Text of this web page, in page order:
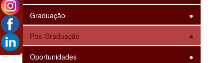
Graduação
Pós-Graduação
Oportunidades